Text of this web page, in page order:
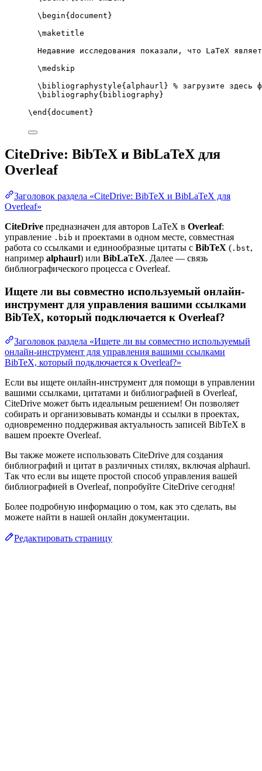
\begin{ document }
\maketitle
Недавние исследования показали, что LaTeX
\medskip
\bibliographystyle{alphaurl} % загрузите
\bibliography{bibliography}
\end { document }
CiteDrive: BibTeX и BibLaTeX для
Overleaf
Заголовок раздела «CiteDrive: BibTeX и BibLaTeX для
Overleaf»
CiteDrive предназначен для авторов LaTeX в Overleaf:
управление .bib и проектами в одном месте, совместная
работа со ссылками и единообразные цитаты с BibTeX ( .bst,
например alphaurl) или BibLaTeX. Далее — связь
библиографического процесса с Overleaf.
Ищете ли вы совместно используемый онлайн-
инструмент для управления вашими ссылками
BibTeX, который подключается к Overleaf?
Заголовок раздела «Ищете ли вы совместно используемый
онлайн-инструмент для управления вашими ссылками
BibTeX, который подключается к Overleaf?»
Если вы ищете онлайн-инструмент для помощи в управлении
вашими ссылками, цитатами и библиографией в Overleaf,
CiteDrive может быть идеальным решением! Он позволяет
собирать и организовывать команды и ссылки в проектах,
одновременно поддерживая актуальность записей BibTeX в
вашем проекте Overleaf.
Вы также можете использовать CiteDrive для создания
библиографий и цитат в различных стилях, включая alphaurl.
Так что если вы ищете простой способ управления вашей
библиографией в Overleaf, попробуйте CiteDrive сегодня!
Более подробную информацию о том, как это сделать, вы
можете найти в нашей онлайн документации.
Редактировать страницу